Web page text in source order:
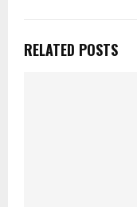
RELATED POSTS